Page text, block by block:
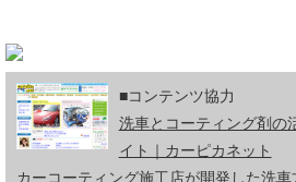
■コンテンツ協力
洗車とコーティング剤の
イト｜カーピカネット
カーコーティング施工店が開発した洗